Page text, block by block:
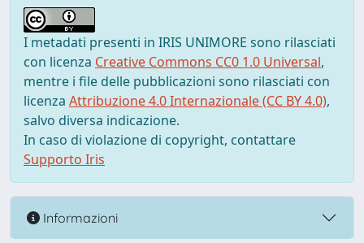
I metadati presenti in IRIS UNIMORE sono rilasciati
con licenza Creative Commons CC0 1.0 Universal,
mentre i file delle pubblicazioni sono rilasciati con
licenza Attribuzione 4.0 Internazionale (CC BY 4.0),
salvo diversa indicazione.
In caso di violazione di copyright, contattare
Supporto Iris
Informazioni